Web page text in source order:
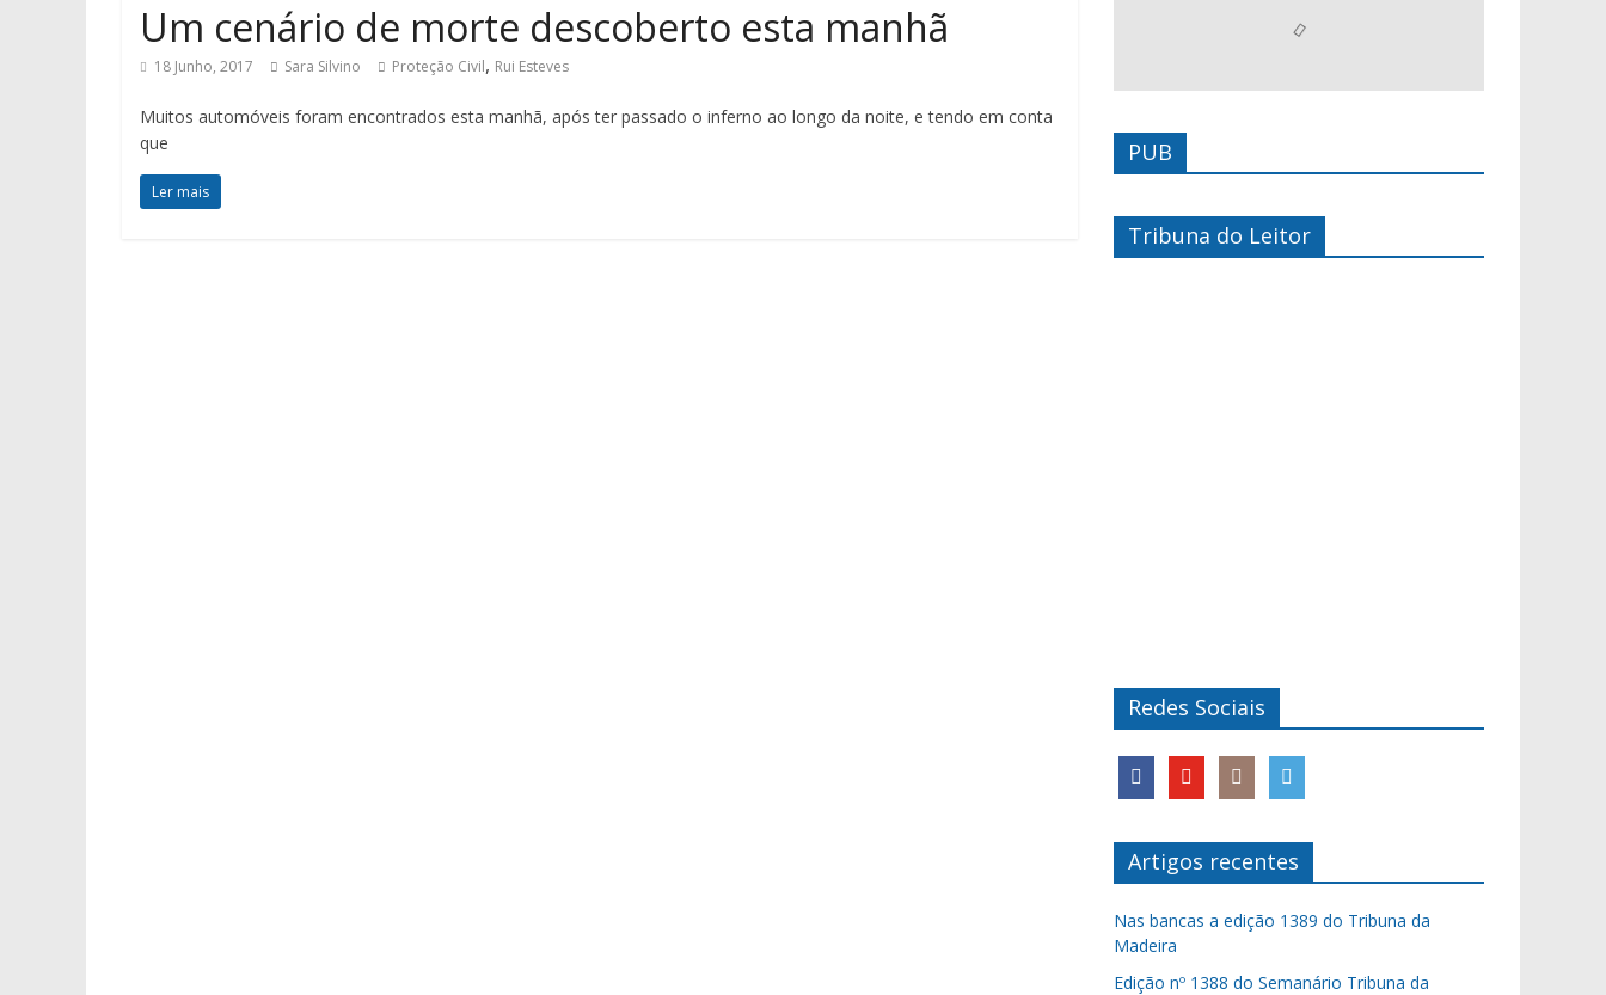
Um cenário de morte descoberto esta manhã
18 Junho, 2017 Sara Silvino Proteção Civil, Rui Esteves
Muitos automóveis foram encontrados esta manhã, após ter passado o inferno ao longo da noite, e tendo em conta
que
Ler mais
PUB
Tribuna do Leitor
Redes Sociais
Artigos recentes
Nas bancas a edição 1389 do Tribuna da
Madeira
Edição nº 1388 do Semanário Tribuna da